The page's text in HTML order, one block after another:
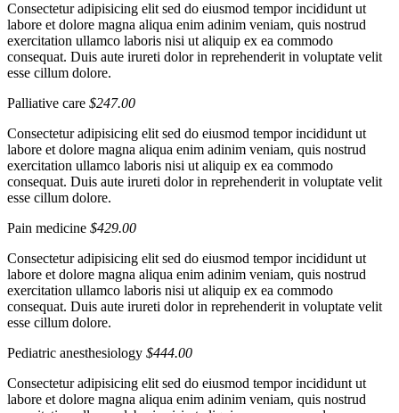
Consectetur adipisicing elit sed do eiusmod tempor incididunt ut
labore et dolore magna aliqua enim adinim veniam, quis nostrud
exercitation ullamco laboris nisi ut aliquip ex ea commodo
consequat. Duis aute irureti dolor in reprehenderit in voluptate velit
esse cillum dolore.
Palliative care $247.00
Consectetur adipisicing elit sed do eiusmod tempor incididunt ut
labore et dolore magna aliqua enim adinim veniam, quis nostrud
exercitation ullamco laboris nisi ut aliquip ex ea commodo
consequat. Duis aute irureti dolor in reprehenderit in voluptate velit
esse cillum dolore.
Pain medicine $429.00
Consectetur adipisicing elit sed do eiusmod tempor incididunt ut
labore et dolore magna aliqua enim adinim veniam, quis nostrud
exercitation ullamco laboris nisi ut aliquip ex ea commodo
consequat. Duis aute irureti dolor in reprehenderit in voluptate velit
esse cillum dolore.
Pediatric anesthesiology $444.00
Consectetur adipisicing elit sed do eiusmod tempor incididunt ut
labore et dolore magna aliqua enim adinim veniam, quis nostrud